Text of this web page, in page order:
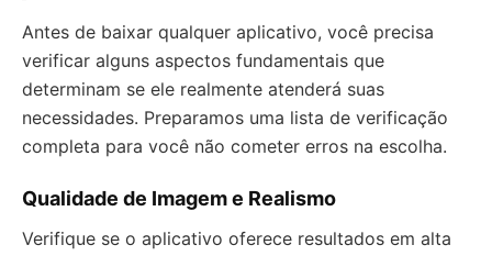
Antes de baixar qualquer aplicativo, você precisa
verificar alguns aspectos fundamentais que
determinam se ele realmente atenderá suas
necessidades. Preparamos uma lista de verificação
completa para você não cometer erros na escolha.
Qualidade de Imagem e Realismo
Verifique se o aplicativo oferece resultados em alta